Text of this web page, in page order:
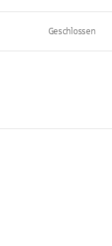
Geschlossen